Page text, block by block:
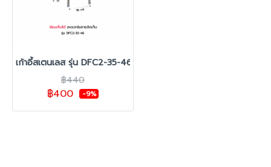
เก้าอี้สเตนเลส รุ่น DFC2-35-46
฿440
฿400 -9%